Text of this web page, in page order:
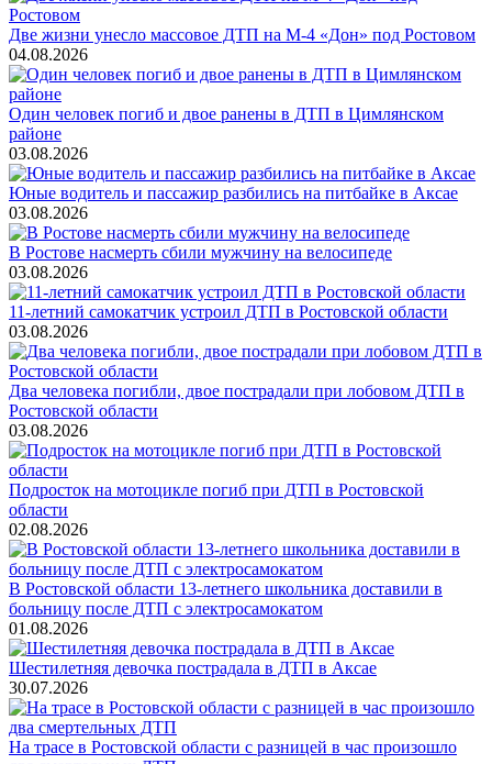
Две жизни унесло массовое ДТП на М-4 «Дон» под Ростовом
04.08.2026
Один человек погиб и двое ранены в ДТП в Цимлянском
районе
03.08.2026
Юные водитель и пассажир разбились на питбайке в Аксае
03.08.2026
В Ростове насмерть сбили мужчину на велосипеде
03.08.2026
11-летний самокатчик устроил ДТП в Ростовской области
03.08.2026
Два человека погибли, двое пострадали при лобовом ДТП в
Ростовской области
03.08.2026
Подросток на мотоцикле погиб при ДТП в Ростовской
области
02.08.2026
В Ростовской области 13-летнего школьника доставили в
больницу после ДТП с электросамокатом
01.08.2026
Шестилетняя девочка пострадала в ДТП в Аксае
30.07.2026
На трасе в Ростовской области с разницей в час произошло